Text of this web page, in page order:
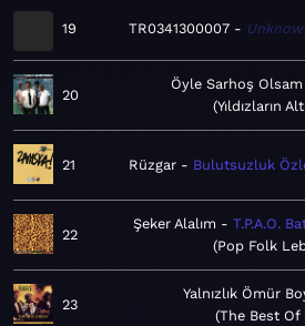
19 TR0341300007
20
Öyle Sarhoş
Yıldızların
21 Rüzgar Bulutsuzluk
22
Şeker Alalım
T.P.A.O.
Pop Folk
23
Yalnızlık Ömür
The Best Of